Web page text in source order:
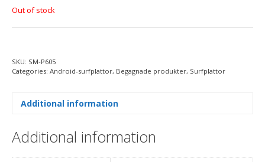
Out of stock
SKU: SM-P605
Categories: Android-surfplattor, Begagnade produkter, Surfplattor
Additional information
Additional information